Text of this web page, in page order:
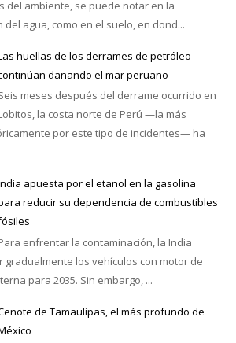
del ambiente, se puede notar en la
del agua, como en el suelo, en dond...
huellas de los derrames de petróleo
dañando el mar peruano
meses después del derrame ocurrido en
la costa norte de Perú —la más
por este tipo de incidentes— ha
apuesta por el etanol en la gasolina
reducir su dependencia de combustibles
enfrentar la contaminación, la India
gradualmente los vehículos con motor de
para 2035. Sin embargo, ...
de Tamaulipas, el más profundo de